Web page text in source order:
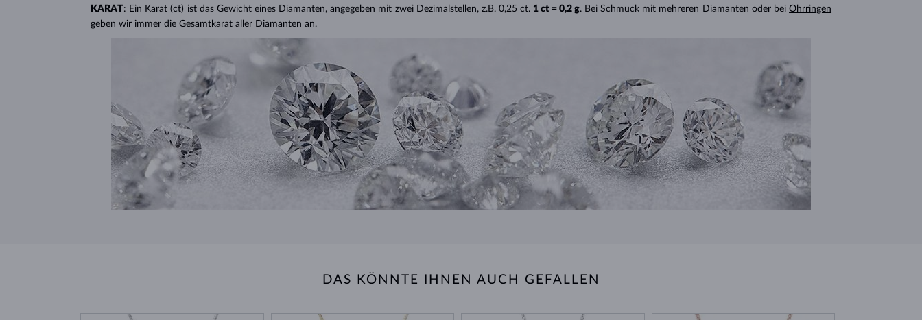
KARAT: Ein Karat (ct) ist das Gewicht eines Diamanten, angegeben mit zwei Dezimalstellen, z.B. 0,25 ct. 1 ct = 0,2 g. Bei Schmuck mit mehreren Diamanten oder bei Ohrringen
geben wir immer die Gesamtkarat aller Diamanten an.
DAS KÖNNTE IHNEN AUCH GEFALLEN